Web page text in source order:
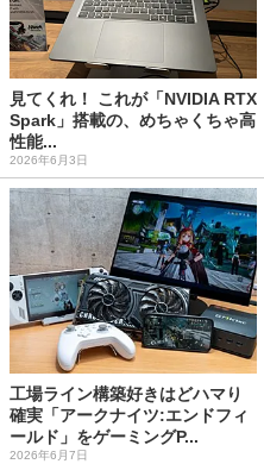
見てくれ！ これが「NVIDIA RTX
Spark」搭載の、めちゃくちゃ高
性能...
2026年6月3日
工場ライン構築好きはどハマり
確実「アークナイツ:エンドフィ
ールド」をゲーミングP...
2026年6月7日